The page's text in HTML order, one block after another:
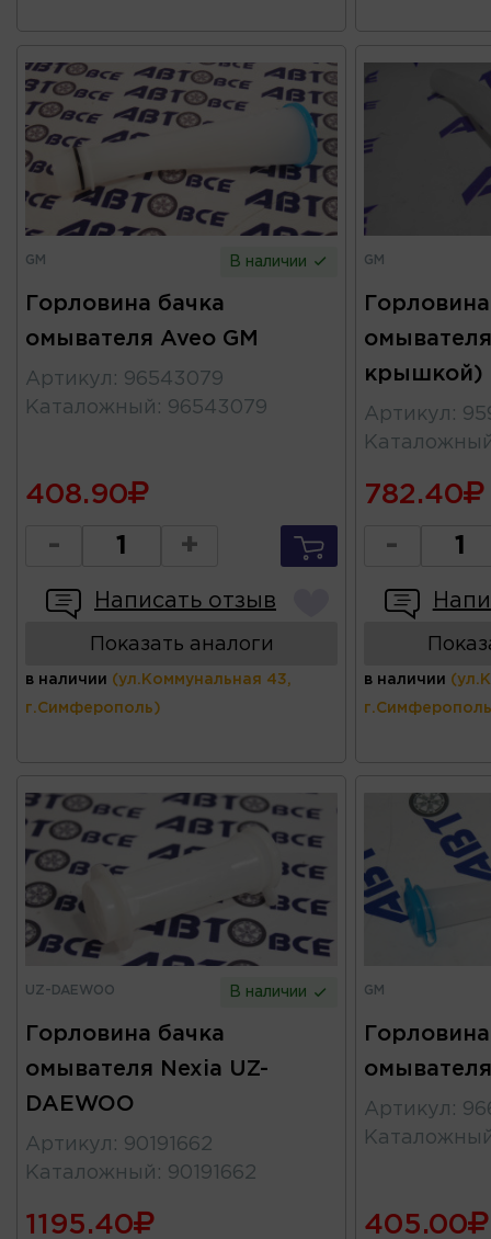
GM В наличии
Горловина бачка
омывателя Aveo GM
Артикул : 96543079
Каталожный : 96543079
408.90
- +
Написать отзыв
Показать аналоги
в наличии (ул.Коммунальная 43,
г.Симферополь)
GM
крышкой)
Артикул :
782.40
-
в наличии
UZ-DAEWOO В наличии
Горловина бачка
омывателя Nexia UZ-
DAEWOO
Артикул : 90191662
Каталожный : 90191662
1195.40
GM
Артикул :
405.00